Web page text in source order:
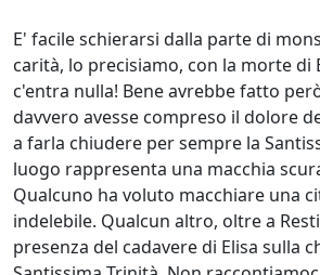
E' facile schierarsi dalla parte di
carità, lo precisiamo, con la morte di
c'entra nulla! Bene avrebbe fatto
davvero avesse compreso il dolore
a farla chiudere per sempre la
luogo rappresenta una macchia
Qualcuno ha voluto macchiare una
indelebile. Qualcun altro, oltre a
presenza del cadavere di Elisa sulla